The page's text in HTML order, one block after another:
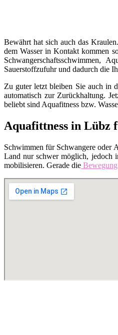
Bewährt hat sich auch das
dem Wasser in Kontakt kommen
Schwangerschaftsschwimmen,
Sauerstoffzufuhr und dadurch die
Zu guter letzt bleiben Sie auch in
automatisch zur Zurückhaltung.
beliebt sind Aquafitness bzw.
Aquafittness in Lübz
Schwimmen für Schwangere oder
Land nur schwer möglich, jedoch
mobilisieren. Gerade die Bewegung